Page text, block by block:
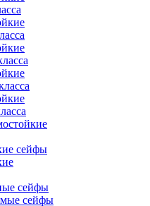
сейфы
сейфы
сейфы